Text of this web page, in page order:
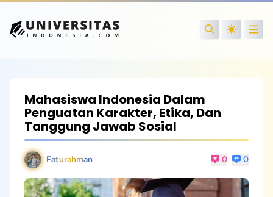
Search
Mahasiswa Indonesia Dalam
Penguatan Karakter, Etika, Dan
Tanggung Jawab Sosial
Faturahman 0 0